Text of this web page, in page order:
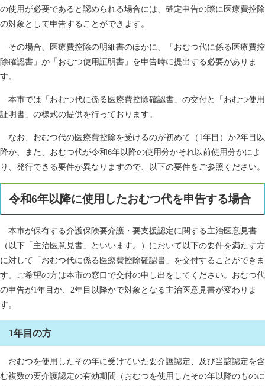
の使用が必要であると認められる場合には、確定申告の際に医療費控除
の対象として申告することができます。
その場合、医療費控除の明細書のほかに、「おむつ代に係る医療費控
除確認書」か「おむつ使用証明書」を申告時に提出する必要がありま
す。
本市では「おむつ代に係る医療費控除確認書」の交付と「おむつ使用
証明書」の様式の提供を行っております。
なお、おむつ代の医療費控除を受けるのが初めて（1年目）か2年目以
降か、また、おむつ代が令和6年以降の使用分かそれ以前使用分かによ
り、発行できる要件が異なりますので、以下の要件をご参照ください。
令和6年以降に使用したおむつ代を申告する場合
本市が保有する介護保険要介護・要支援認定に関する主治医意見書
（以下「主治医意見書」といいます。）において以下の要件を満たす方
に対して「おむつ代に係る医療費控除確認書」を交付することができま
す。ご希望の方は本市の窓口で交付の申し出をしてください。おむつ代
の申告が1年目か、2年目以降かで対象となる主治医意見書が変わりま
す。
1年目の方
おむつを使用したその年に受けていた要介護認定、及び当該認定を含
む複数の要介護認定の有効期間（おむつを使用したその年以降のものに